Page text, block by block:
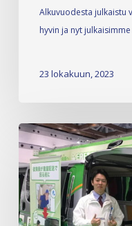
Alkuvuodesta julkaistu
hyvin ja nyt
23 lokakuun, 2023